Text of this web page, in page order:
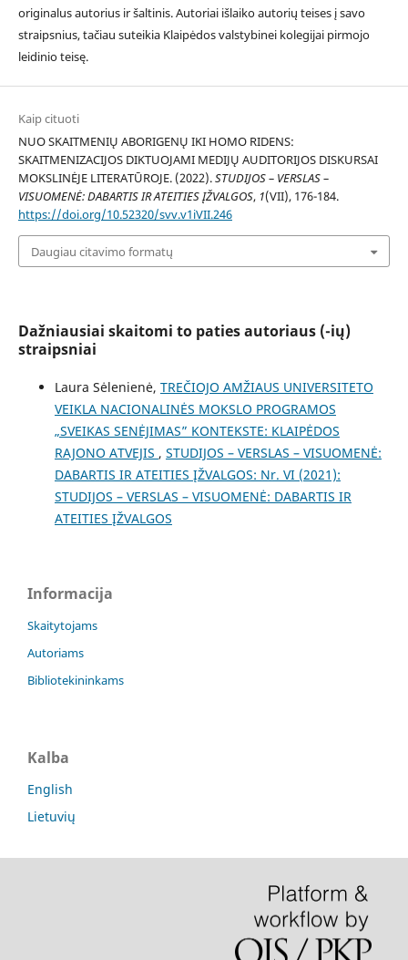
originalus autorius ir šaltinis. Autoriai išlaiko autorių teises į savo
straipsnius, tačiau suteikia Klaipėdos valstybinei kolegijai pirmojo
leidinio teisę.
Kaip cituoti
NUO SKAITMENIŲ ABORIGENŲ IKI HOMO RIDENS:
SKAITMENIZACIJOS DIKTUOJAMI MEDIJŲ AUDITORIJOS DISKURSAI
MOKSLINĖJE LITERATŪROJE. (2022).STUDIJOS – VERSLAS –
VISUOMENĖ: DABARTIS IR ATEITIES ĮŽVALGOS, 1(VII), 176-184.
https://doi.org/10.52320/svv.v1iVII.246
Daugiau citavimo formatų
Dažniausiai skaitomi to paties autoriaus (-ių)
straipsniai
Laura Sėlenienė, TREČIOJO AMŽIAUS UNIVERSITETO
VEIKLA NACIONALINĖS MOKSLO PROGRAMOS
„SVEIKAS SENĖJIMAS” KONTEKSTE: KLAIPĖDOS
RAJONO ATVEJIS , STUDIJOS – VERSLAS – VISUOMENĖ:
DABARTIS IR ATEITIES ĮŽVALGOS: Nr. VI (2021):
STUDIJOS – VERSLAS – VISUOMENĖ: DABARTIS IR
ATEITIES ĮŽVALGOS
Informacija
Skaitytojams
Autoriams
Bibliotekininkams
Kalba
English
Lietuvių